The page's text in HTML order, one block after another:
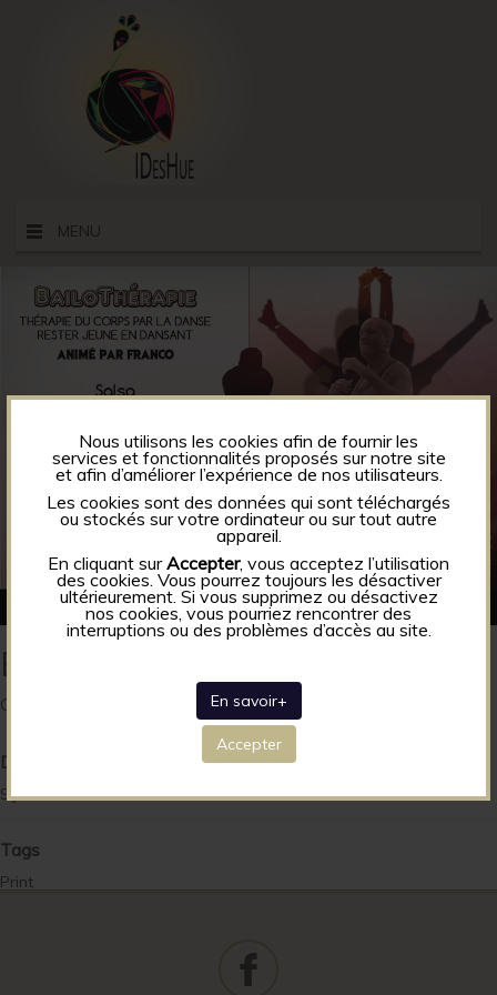
Nous utilisons les cookies afin de fournir les
services et fonctionnalités proposés sur notre site
et afin d’améliorer l’expérience de nos utilisateurs.
Les cookies sont des données qui sont téléchargés
ou stockés sur votre ordinateur ou sur tout autre
appareil.
En cliquant surAccepter, vous acceptez l’utilisation
des cookies. Vous pourrez toujours les désactiver
ultérieurement. Si vous supprimez ou désactivez
nos cookies, vous pourriez rencontrer des
interruptions ou des problèmes d’accès au site.
En savoir+
Accepter
MENU
Bailothérapie
Cours de danse
Date
9 janvier 2023
Tags
Print